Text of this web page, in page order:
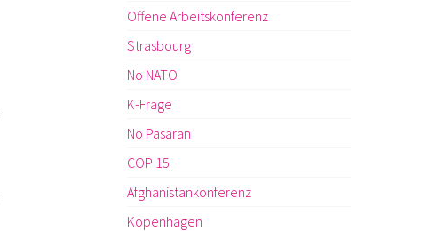
Offene Arbeitskonferenz
Strasbourg
No NATO
K-Frage
No Pasaran
COP 15
Afghanistankonferenz
Kopenhagen